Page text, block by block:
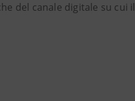
del canale digitale su cui